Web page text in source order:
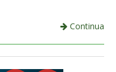
Continua